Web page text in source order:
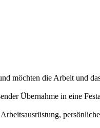
möchten die Arbeit und
Übernahme in eine